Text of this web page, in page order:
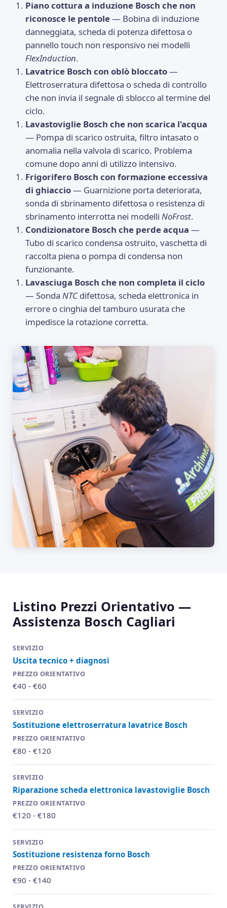
Piano cottura a induzione Bosch che non
riconosce le pentole— Bobina di induzione
danneggiata, scheda di potenza difettosa o
pannello touch non responsivo nei modelli
FlexInduction.
Lavatrice Bosch con oblò bloccato—
Elettroserratura difettosa o scheda di controllo
che non invia il segnale di sblocco al termine del
ciclo.
Lavastoviglie Bosch che non scarica l'acqua
— Pompa di scarico ostruita, filtro intasato o
anomalia nella valvola di scarico. Problema
comune dopo anni di utilizzo intensivo.
Frigorifero Bosch con formazione eccessiva
di ghiaccio— Guarnizione porta deteriorata,
sonda di sbrinamento difettosa o resistenza di
sbrinamento interrotta nei modelliNoFrost.
Condizionatore Bosch che perde acqua —
Tubo di scarico condensa ostruito, vaschetta di
raccolta piena o pompa di condensa non
funzionante.
Lavasciuga Bosch che non completa il ciclo
— SondaNTCdifettosa, scheda elettronica in
errore o cinghia del tamburo usurata che
impedisce la rotazione corretta.
Listino Prezzi Orientativo —
Assistenza Bosch Cagliari
Uscita tecnico + diagnosi
€40 - €60
Sostituzione elettroserratura lavatrice Bosch
€80 - €120
Riparazione scheda elettronica lavastoviglie Bosch
€120 - €180
Sostituzione resistenza forno Bosch
€90 - €140